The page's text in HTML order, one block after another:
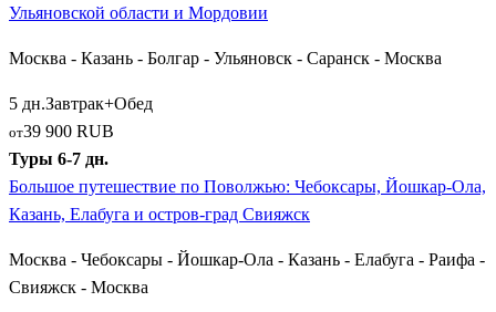
мусульманскими минаретами.
Ближе к финалу поволжского пути автобус прибывает в
масштабный
Нижний Новгород
грандиозный каменный кремль и Чкаловская лестница служат
великолепным историческим преддверием перед въездом на
территорию Татарстана.
Большое Поволжье: Ульяновск, Саранск и
Самарская Лука
Ульяновской области и Мордовии
Москва - Казань - Болгар - Ульяновск - Саранск - Москва
5 дн.Завтрак+Обед
от39 900 RUB
Туры 6-7 дн.
Большое путешествие по Поволжью: Чебоксары, Йошкар-Ола,
Казань, Елабуга и остров-град Свияжск
Москва - Чебоксары - Йошкар-Ола - Казань - Елабуга - Раифа -
Свияжск - Москва